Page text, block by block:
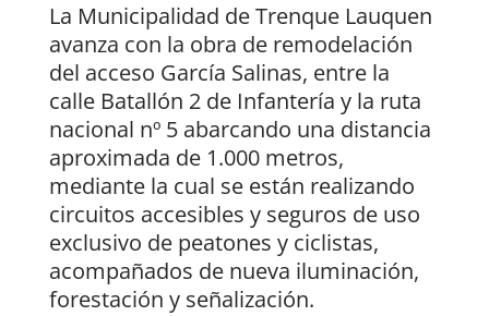
La Municipalidad de Trenque Lauquen
avanza con la obra de remodelación
del acceso García Salinas, entre la
calle Batallón 2 de Infantería y la ruta
nacional nº 5 abarcando una distancia
aproximada de 1.000 metros,
mediante la cual se están realizando
circuitos accesibles y seguros de uso
exclusivo de peatones y ciclistas,
acompañados de nueva iluminación,
forestación y señalización.